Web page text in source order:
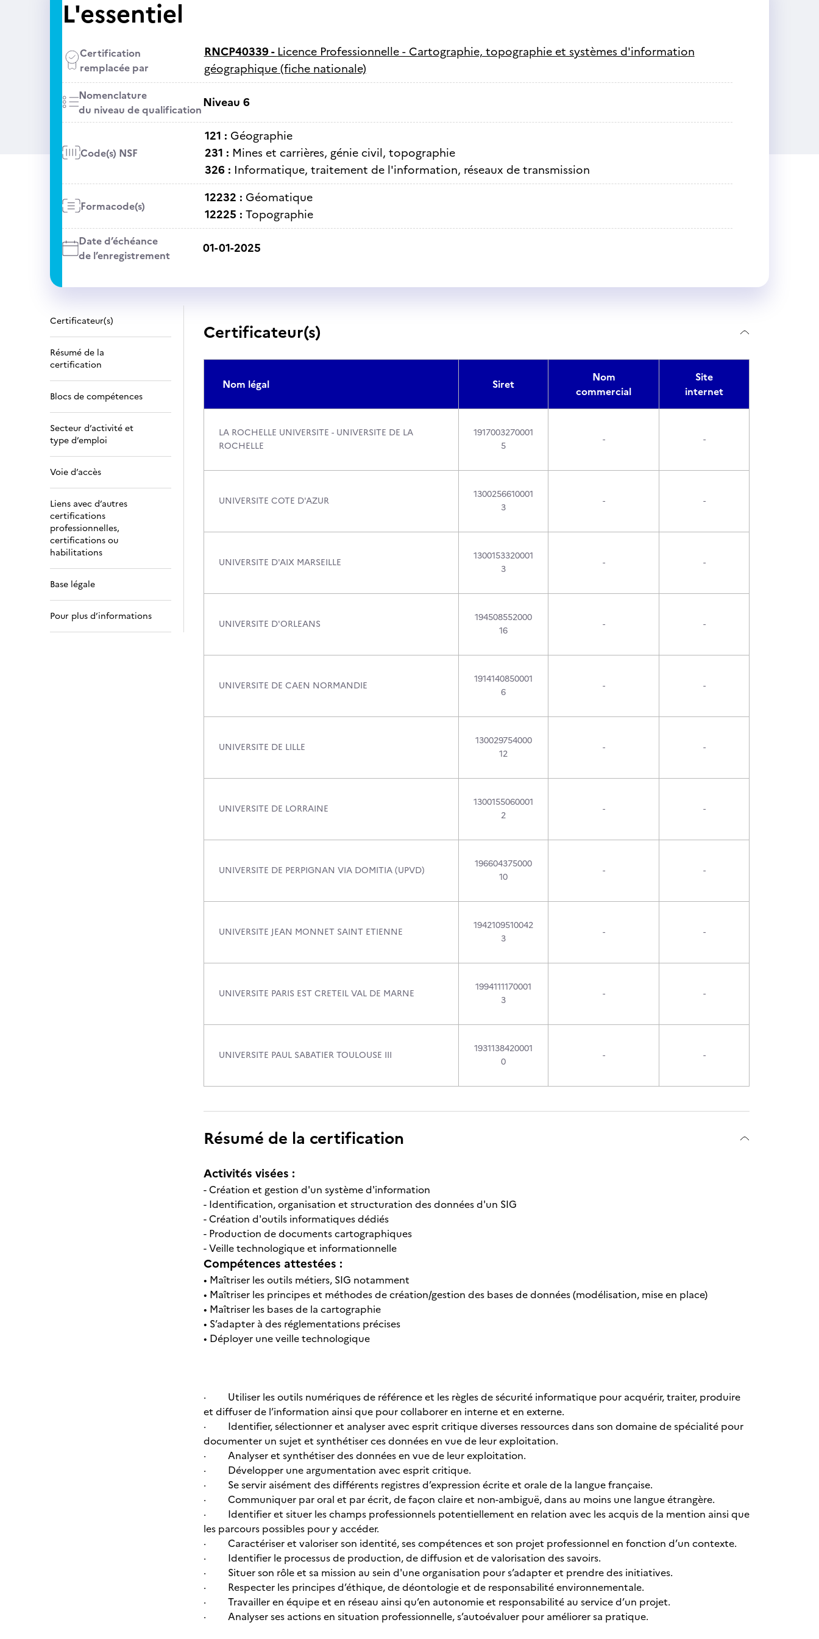
L'essentiel
Certification
remplacée par
RNCP40339 - Licence Professionnelle - Cartographie, topographie et systèmes d'information
géographique (fiche nationale)
Nomenclature
du niveau de qualificationNiveau 6
Code(s) NSF
121 : Géographie
231 : Mines et carrières, génie civil, topographie
326 : Informatique, traitement de l'information, réseaux de transmission
Formacode(s)
12232 : Géomatique
12225 : Topographie
Date d’échéance
de l’enregistrement
01-01-2025
Certificateur(s)
Résumé de la
certification
Blocs de compétences
Secteur d’activité et
type d’emploi
Voie d’accès
Liens avec d’autres
certifications
professionnelles,
certifications ou
habilitations
Base légale
Pour plus d’informations
Certificateur(s)
Nom légal Siret
Nom
commercial
Site
internet
LA ROCHELLE UNIVERSITE - UNIVERSITE DE LA
ROCHELLE
1917003270001
5
- -
UNIVERSITE COTE D'AZUR
1300256610001
3
- -
UNIVERSITE D'AIX MARSEILLE
1300153320001
3
- -
UNIVERSITE D'ORLEANS
194508552000
16
- -
UNIVERSITE DE CAEN NORMANDIE
1914140850001
6
- -
UNIVERSITE DE LILLE
130029754000
12
- -
UNIVERSITE DE LORRAINE
1300155060001
2
- -
UNIVERSITE DE PERPIGNAN VIA DOMITIA (UPVD)
196604375000
10
- -
UNIVERSITE JEAN MONNET SAINT ETIENNE
1942109510042
3
- -
UNIVERSITE PARIS EST CRETEIL VAL DE MARNE
1994111170001
3
- -
UNIVERSITE PAUL SABATIER TOULOUSE III
1931138420001
0
- -
Résumé de la certification
Activités visées :
- Création et gestion d'un système d'information
- Identification, organisation et structuration des données d'un SIG
- Création d'outils informatiques dédiés
- Production de documents cartographiques
- Veille technologique et informationnelle
Compétences attestées :
• Maîtriser les outils métiers, SIG notamment
• Maîtriser les principes et méthodes de création/gestion des bases de données (modélisation, mise en place)
• Maîtriser les bases de la cartographie
• S’adapter à des réglementations précises
• Déployer une veille technologique
· Utiliser les outils numériques de référence et les règles de sécurité informatique pour acquérir, traiter, produire
et diffuser de l’information ainsi que pour collaborer en interne et en externe.
· Identifier, sélectionner et analyser avec esprit critique diverses ressources dans son domaine de spécialité pour
documenter un sujet et synthétiser ces données en vue de leur exploitation.
· Analyser et synthétiser des données en vue de leur exploitation.
· Développer une argumentation avec esprit critique.
· Se servir aisément des différents registres d’expression écrite et orale de la langue française.
· Communiquer par oral et par écrit, de façon claire et non-ambiguë, dans au moins une langue étrangère.
· Identifier et situer les champs professionnels potentiellement en relation avec les acquis de la mention ainsi que
les parcours possibles pour y accéder.
· Caractériser et valoriser son identité, ses compétences et son projet professionnel en fonction d’un contexte.
· Identifier le processus de production, de diffusion et de valorisation des savoirs.
· Situer son rôle et sa mission au sein d'une organisation pour s’adapter et prendre des initiatives.
· Respecter les principes d’éthique, de déontologie et de responsabilité environnementale.
· Travailler en équipe et en réseau ainsi qu’en autonomie et responsabilité au service d’un projet.
· Analyser ses actions en situation professionnelle, s’autoévaluer pour améliorer sa pratique.